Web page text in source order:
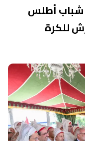
شباب أطلس
للكرة